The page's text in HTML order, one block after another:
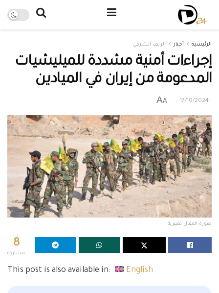
الرئيسية أخبار الريف الشرقي
إجراءات أمنية مشددة للميليشيات
المدعومة من إيران في الميادين
17/10/2024
A
A
صورة المقال تعبيرية
8
مشاركة
This post is also available in: English